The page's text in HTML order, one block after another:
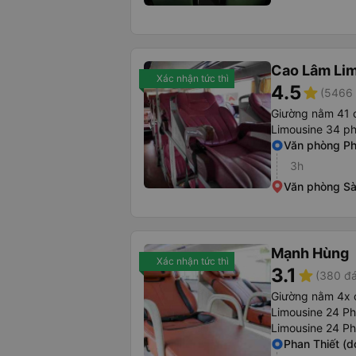
Xác nhận tức thì Cao Lâm
4.5star (5466
Giường nằm 41
Limousine 34
Văn phòng
3h
Văn phòng
Xác nhận tức thì Mạnh Hùng
3.1 star (380
Giường nằm 4x
Limousine 24
Limousine 24
Phan Thiết